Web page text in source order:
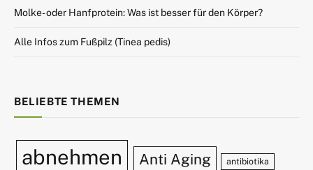
Molke- oder Hanfprotein: Was ist besser für den Körper?
Alle Infos zum Fußpilz (Tinea pedis)
BELIEBTE THEMEN
abnehmen Anti Aging antibiotika